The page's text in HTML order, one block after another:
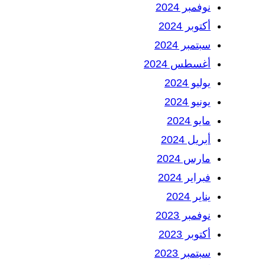
نوفمبر 2024
أكتوبر 2024
سبتمبر 2024
أغسطس 2024
يوليو 2024
يونيو 2024
مايو 2024
أبريل 2024
مارس 2024
فبراير 2024
يناير 2024
نوفمبر 2023
أكتوبر 2023
سبتمبر 2023